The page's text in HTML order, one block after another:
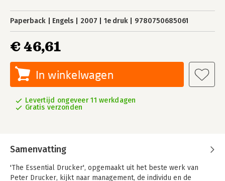
Paperback Engels 2007 1e druk 9780750685061
€ 46,61
In winkelwagen
Levertijd ongeveer 11 werkdagen
Gratis verzonden
Samenvatting
'The Essential Drucker', opgemaakt uit het beste werk van
Peter Drucker, kijkt naar management, de individu en de